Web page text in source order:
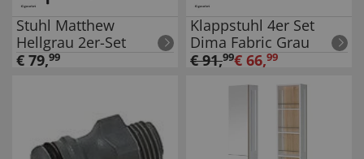
Stuhl Matthew
Hellgrau 2er-Set
€ 79,99
Klappstuhl 4er Set
Dima Fabric Grau
€91,99€ 66,99